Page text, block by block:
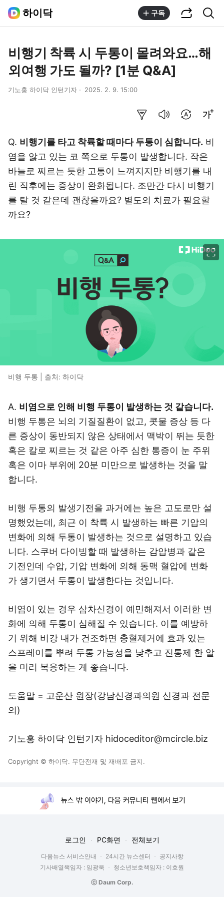
하이닥 구독
비행기 착륙 시 두통이 몰려와요…해
외여행 가도 될까? [1분 Q&A]
기노홍 하이닥 인턴기자 2025. 2. 9. 15:00
Q. 비행기를 타고 착륙할 때마다 두통이 심합니다. 비
염을 앓고 있는 코 쪽으로 두통이 발생합니다. 작은
바늘로 찌르는 듯한 고통이 느껴지지만 비행기를 내
린 직후에는 증상이 완화됩니다. 조만간 다시 비행기
를 탈 것 같은데 괜찮을까요? 별도의 치료가 필요할
까요?
비행 두통 | 출처: 하이닥
A. 비염으로 인해 비행 두통이 발생하는 것 같습니다.
비행 두통은 뇌의 기질질환이 없고, 콧물 증상 등 다
른 증상이 동반되지 않은 상태에서 맥박이 뛰는 듯한
혹은 칼로 찌르는 것 같은 아주 심한 통증이 눈 주위
혹은 이마 부위에 20분 미만으로 발생하는 것을 말
합니다.
비행 두통의 발생기전을 과거에는 높은 고도로만 설
명했었는데, 최근 이 착륙 시 발생하는 빠른 기압의
변화에 의해 두통이 발생하는 것으로 설명하고 있습
니다. 스쿠버 다이빙할 때 발생하는 감압병과 같은
기전인데 수압, 기압 변화에 의해 동맥 혈압에 변화
가 생기면서 두통이 발생한다는 것입니다.
비염이 있는 경우 삼차신경이 예민해져서 이러한 변
화에 의해 두통이 심해질 수 있습니다. 이를 예방하
기 위해 비강 내가 건조하면 충혈제거에 효과 있는
스프레이를 뿌려 두통 가능성을 낮추고 진통제 한 알
을 미리 복용하는 게 좋습니다.
도움말 = 고운산 원장(강남신경과의원 신경과 전문
의)
기노홍 하이닥 인턴기자 hidoceditor@mcircle.biz
Copyright © 하이닥. 무단전재 및 재배포 금지.
뉴스 밖 이야기, 다음 커뮤니티 웹에서 보기
로그인 PC화면 전체보기
다음뉴스 서비스안내 24시간 뉴스센터
공지사항
기사배열책임자 : 임광욱
청소년보호책임자 : 이호원
ⓒ Daum Corp.